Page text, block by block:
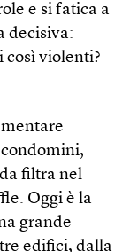
e si fatica a
decisiva:
così violenti?
filtra nel
Oggi è la
grande
edifici, dalla